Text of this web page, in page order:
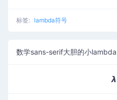
标签: lambda符号
数学sans-serif大胆的小lambda
𝞴